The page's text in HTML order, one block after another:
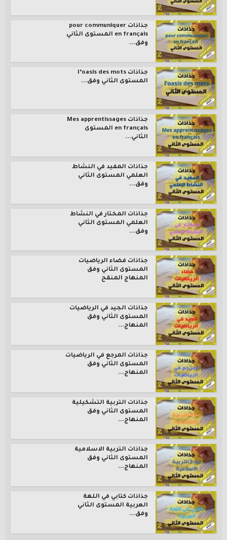
جذاذات pour communiquer
en français المستوى الثاني
وفق...
جذاذات l’oasis des mots
المستوى الثاني وفق...
جذاذات Mes apprentissages
en français المستوى
الثاني...
جذاذات المفيد في النشاط
العلمي المستوى الثاني
وفق...
جذاذات المختار في النشاط
العلمي المستوى الثاني
وفق...
جذاذات فضاء الرياضيات
المستوى الثاني وفق
المنهاج المنقح
جذاذات الجيد في الرياضيات
المستوى الثاني وفق
المنهاج...
جذاذات المرجع في الرياضيات
المستوى الثاني وفق
المنهاج...
جذاذات التربية التشكيلية
المستوى الثاني وفق
المنهاج...
جذاذات التربية الاسلامية
المستوى الثاني وفق
المنهاج...
جذاذات كتابي في اللغة
العربية المستوى الثاني
وفق...